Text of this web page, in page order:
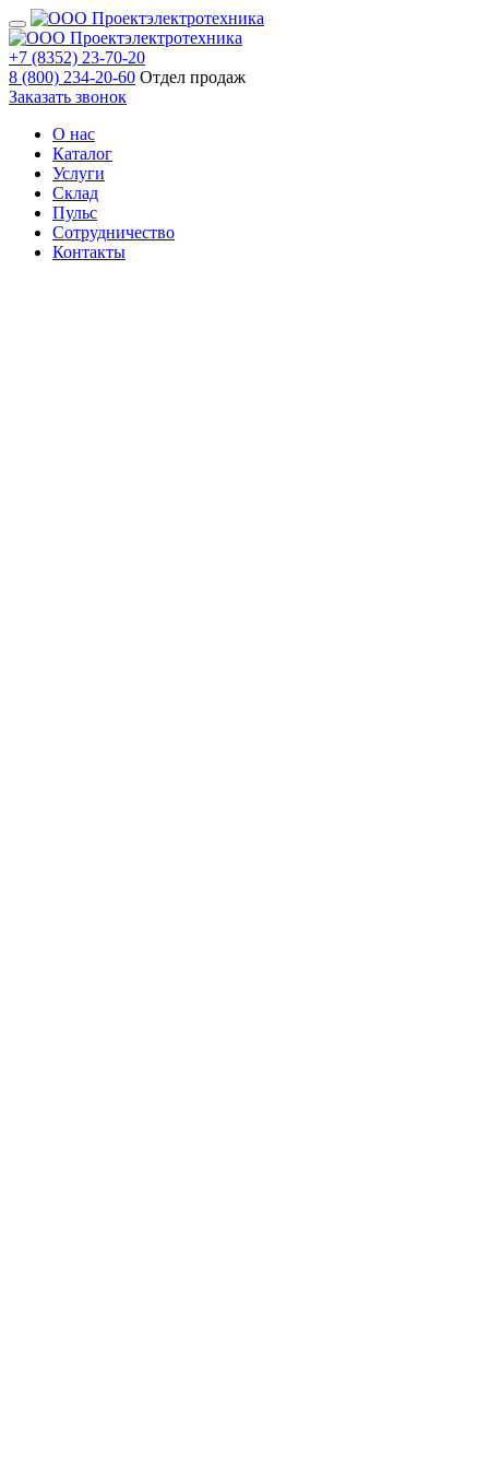
+7 (8352) 23-70-20
8 (800) 234-20-60 Отдел продаж
Заказать звонок
О нас
Каталог
Услуги
Склад
Пульс
Сотрудничество
Контакты